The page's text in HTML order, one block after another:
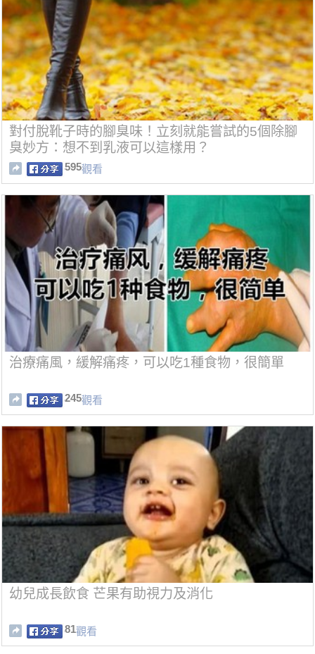
對付脫靴子時的腳臭味！立刻就能嘗試的5個除腳
臭妙方：想不到乳液可以這樣用？
595觀看
治療痛風，緩解痛疼，可以吃1種食物，很簡單
245觀看
幼兒成長飲食 芒果有助視力及消化
81觀看